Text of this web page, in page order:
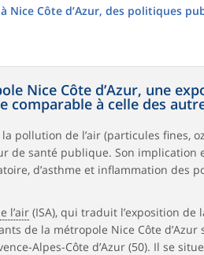
à Nice Côte d’Azur, des politiques
Nice Côte d’Azur, une
comparable à celle des
pollution de l’air (particules fines,
de santé publique. Son implication
d’asthme et inflammation des
l’air (ISA), qui traduit l’exposition
de la métropole Nice Côte
Alpes-Côte d’Azur (50). Il se